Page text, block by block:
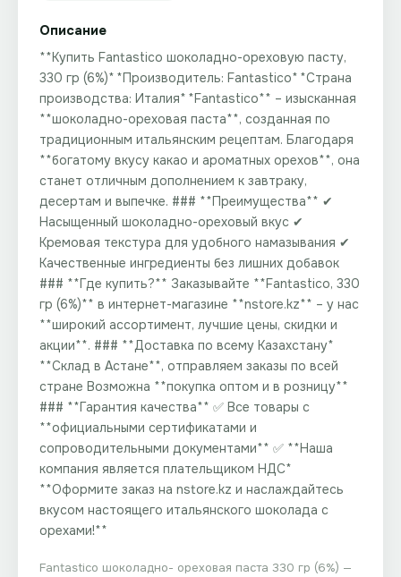
Описание
**Купить Fantastico шоколадно-ореховую пасту,
330 гр (6%)** **Производитель: Fantastico** **Страна
производства: Италия** **Fantastico** – изысканная
**шоколадно-ореховая паста**, созданная по
традиционным итальянским рецептам. Благодаря
**богатому вкусу какао и ароматных орехов**, она
станет отличным дополнением к завтраку,
десертам и выпечке. ### **Преимущества** ✔
Насыщенный шоколадно-ореховый вкус ✔
Кремовая текстура для удобного намазывания ✔
Качественные ингредиенты без лишних добавок
### **Где купить?** Заказывайте **Fantastico, 330
гр (6%)** в интернет-магазине **nstore.kz** – у нас
**широкий ассортимент, лучшие цены, скидки и
акции**. ### **Доставка по всему Казахстану**
**Склад в Астане**, отправляем заказы по всей
стране Возможна **покупка оптом и в розницу**
### **Гарантия качества** ✅ Все товары с
**официальными сертификатами и
сопроводительными документами** ✅ **Наша
компания является плательщиком НДС**
**Оформите заказ на nstore.kz и наслаждайтесь
вкусом настоящего итальянского шоколада с
орехами!**
Fantastico шоколадно- ореховая паста 330 гр (6%) —